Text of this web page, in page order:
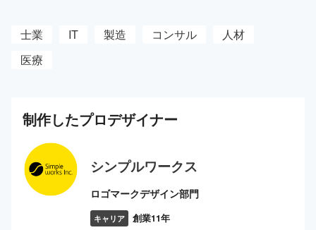
士業 IT 製造 コンサル
人材
医療
制作したプロデザイナー
シンプルワークス
ロゴマークデザイン部門
キャリア 創業11年